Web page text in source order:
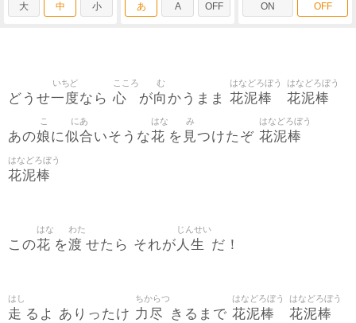
大 中 小 あ A OFF ON OFF
どうせ一度
いちど
なら 心
こころ
が向
む
かうまま 花泥棒
はなどろぼう
花泥棒
はなどろぼう
あの娘
こ
に似合
にあ
いそうな花
はな
を 見
み
つけたぞ 花泥棒
はなどろぼう
花泥棒
はなどろぼう
この花
はな
を渡
わた
せたら それが 人生
じんせい
だ！
走
はし
るよ ありったけ 力尽
ちからつ
きるまで 花泥棒
はなどろぼう
花泥棒
はなどろぼう